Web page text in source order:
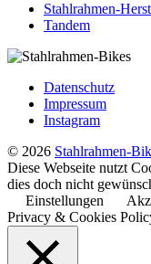
Stahlrahmen-
Tandem
Datenschutz
Impressum
Instagram
© 2026 Stahlrahmen-
Diese Webseite nutzt
dies doch nicht
Einstellungen
Privacy & Cookies